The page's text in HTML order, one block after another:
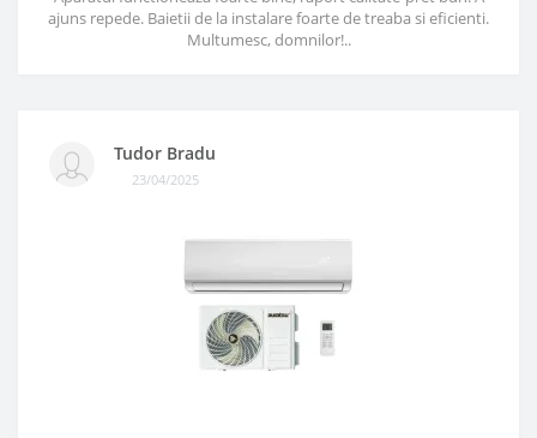
ajuns repede. Baietii de la instalare foarte de treaba si eficienti.
Multumesc, domnilor!..
Tudor Bradu
23/04/2025